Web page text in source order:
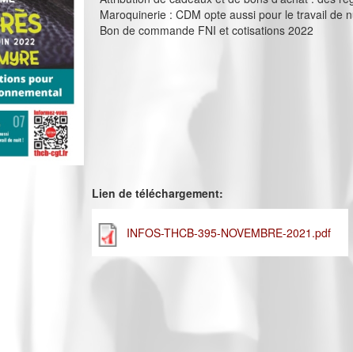
Maroquinerie : CDM opte aussi pour le travail de
Bon de commande FNI et cotisations 2022
Lien de téléchargement:
INFOS-THCB-395-NOVEMBRE-2021.pdf